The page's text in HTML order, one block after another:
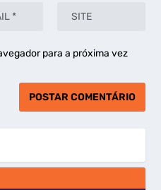
para a próxima vez